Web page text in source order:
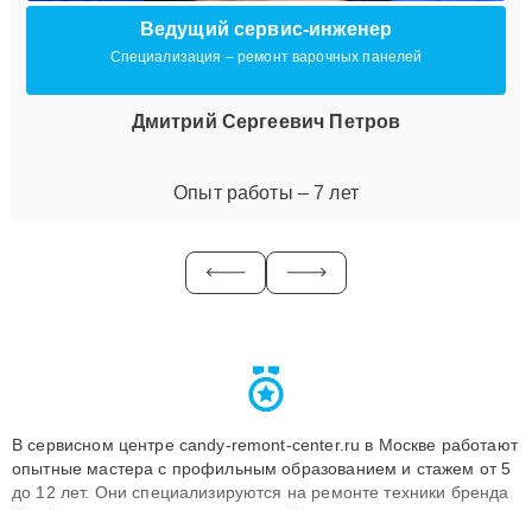
Ведущий сервис-инженер
Специализация – ремонт варочных панелей
Дмитрий Сергеевич Петров
Опыт работы – 7 лет
В сервисном центре candy-remont-center.ru в Москве работают
опытные мастера с профильным образованием и стажем от 5
до 12 лет. Они специализируются на ремонте техники бренда